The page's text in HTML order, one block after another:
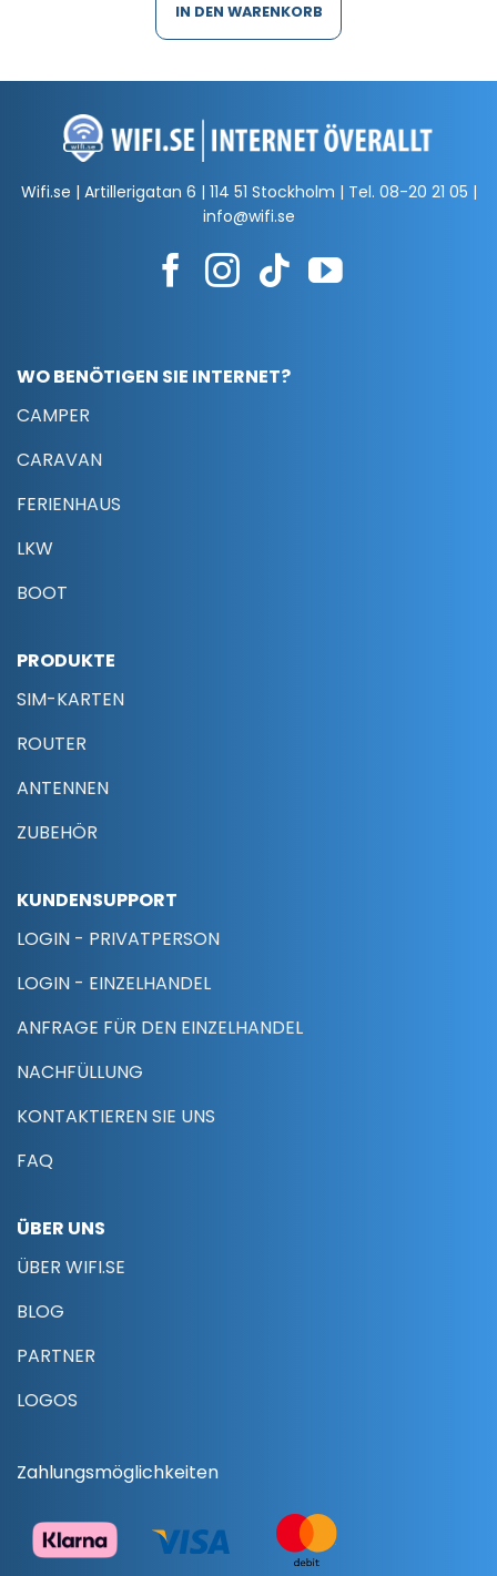
IN DEN WARENKORB
Wifi.se | Artillerigatan 6 | 114 51 Stockholm | Tel. 08-20 21 05 |
info@wifi.se
WO BENÖTIGEN SIE INTERNET?
CAMPER
CARAVAN
FERIENHAUS
LKW
BOOT
PRODUKTE
SIM-KARTEN
ROUTER
ANTENNEN
ZUBEHÖR
KUNDENSUPPORT
LOGIN - PRIVATPERSON
LOGIN - EINZELHANDEL
ANFRAGE FÜR DEN EINZELHANDEL
NACHFÜLLUNG
KONTAKTIEREN SIE UNS
FAQ
ÜBER UNS
ÜBER WIFI.SE
BLOG
PARTNER
LOGOS
Zahlungsmöglichkeiten